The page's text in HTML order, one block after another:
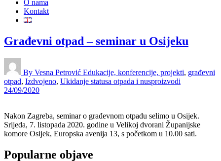
O nama
Kontakt
Građevni otpad – seminar u Osijeku
By Vesna Petrović Edukacije, konferencije, projekti, građevni
otpad, Izdvojeno, Ukidanje statusa otpada i nusproizvodi
24/09/2020
Nakon Zagreba, seminar o građevnom otpadu selimo u Osijek.
Srijeda, 7. listopada 2020. godine u Velikoj dvorani Županijske
komore Osijek, Europska avenija 13, s početkom u 10.00 sati.
Popularne objave